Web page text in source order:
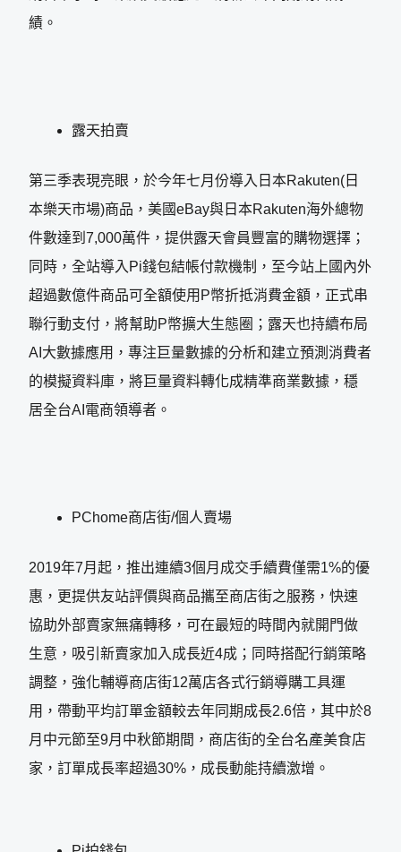
績。
露天拍賣
第三季表現亮眼，於今年七月份導入日本Rakuten(日
本樂天市場)商品，美國eBay與日本Rakuten海外總物
件數達到7,000萬件，提供露天會員豐富的購物選擇；
同時，全站導入Pi錢包結帳付款機制，至今站上國內外
超過數億件商品可全額使用P幣折抵消費金額，正式串
聯行動支付，將幫助P幣擴大生態圈；露天也持續布局
AI大數據應用，專注巨量數據的分析和建立預測消費者
的模擬資料庫，將巨量資料轉化成精準商業數據，穩
居全台AI電商領導者。
PChome商店街/個人賣場
2019年7月起，推出連續3個月成交手續費僅需1%的優
惠，更提供友站評價與商品攜至商店街之服務，快速
協助外部賣家無痛轉移，可在最短的時間內就開門做
生意，吸引新賣家加入成長近4成；同時搭配行銷策略
調整，強化輔導商店街12萬店各式行銷導購工具運
用，帶動平均訂單金額較去年同期成長2.6倍，其中於8
月中元節至9月中秋節期間，商店街的全台名產美食店
家，訂單成長率超過30%，成長動能持續激增。